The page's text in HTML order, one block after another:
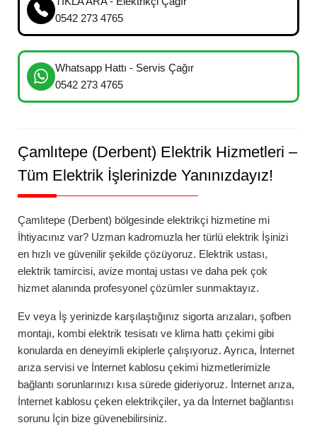
0542 273 4765
Whatsapp Hattı - Servis Çağır
0542 273 4765
Çamlıtepe (Derbent) Elektrik Hizmetleri –
Tüm Elektrik İşlerinizde Yanınızdayız!
Çamlıtepe (Derbent) bölgesinde elektrikçi hizmetine mi
İhtiyacınız var? Uzman kadromuzla her türlü elektrik İşinizi
en hızlı ve güvenilir şekilde çözüyoruz. Elektrik ustası,
elektrik tamircisi, avize montaj ustası ve daha pek çok
hizmet alanında profesyonel çözümler sunmaktayız.
Ev veya İş yerinizde karşılaştığınız sigorta arızaları, şofben
montajı, kombi elektrik tesisatı ve klima hattı çekimi gibi
konularda en deneyimli ekiplerle çalışıyoruz. Ayrıca, İnternet
arıza servisi ve İnternet kablosu çekimi hizmetlerimizle
bağlantı sorunlarınızı kısa sürede gideriyoruz. İnternet arıza,
İnternet kablosu çeken elektrikçiler, ya da İnternet bağlantısı
sorunu İçin bize güvenebilirsiniz.